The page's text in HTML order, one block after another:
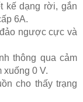
kế dạng rời, gắn
6A.
ngược cực và
thông qua cảm
xuống 0 V.
cho thấy trạng